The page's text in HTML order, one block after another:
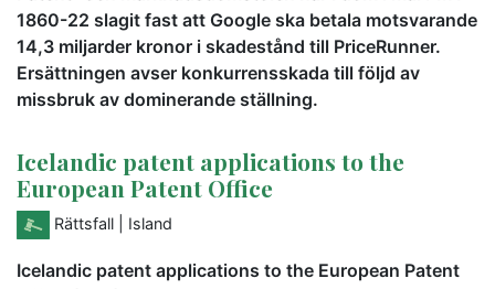
1860-22 slagit fast att Google ska betala motsvarande
14,3 miljarder kronor i skadestånd till PriceRunner.
Ersättningen avser konkurrensskada till följd av
missbruk av dominerande ställning.
Icelandic patent applications to the
European Patent Office
Rättsfall | Island
Icelandic patent applications to the European Patent